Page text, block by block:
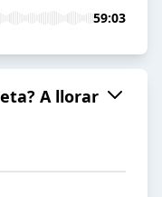
59:03
A llorar